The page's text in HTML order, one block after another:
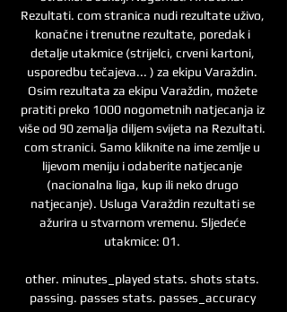
Rezultati. com stranica nudi rezultate uživo,
konačne i trenutne rezultate, poredak i
detalje utakmice (strijelci, crveni kartoni,
usporedbu tečajeva... ) za ekipu Varaždin.
Osim rezultata za ekipu Varaždin, možete
pratiti preko 1000 nogometnih natjecanja iz
više od 90 zemalja diljem svijeta na Rezultati.
com stranici. Samo kliknite na ime zemlje u
lijevom meniju i odaberite natjecanje
(nacionalna liga, kup ili neko drugo
natjecanje). Usluga Varaždin rezultati se
ažurira u stvarnom vremenu. Sljedeće
utakmice: 01.
other. minutes_played stats. shots stats.
passing. passes stats. passes_accuracy